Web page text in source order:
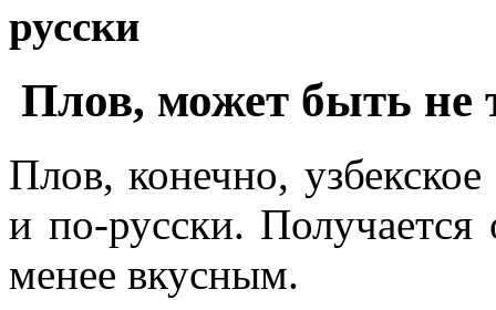
русски
Плов, может быть не
Плов, конечно,
и по-русски.
менее вкусным.